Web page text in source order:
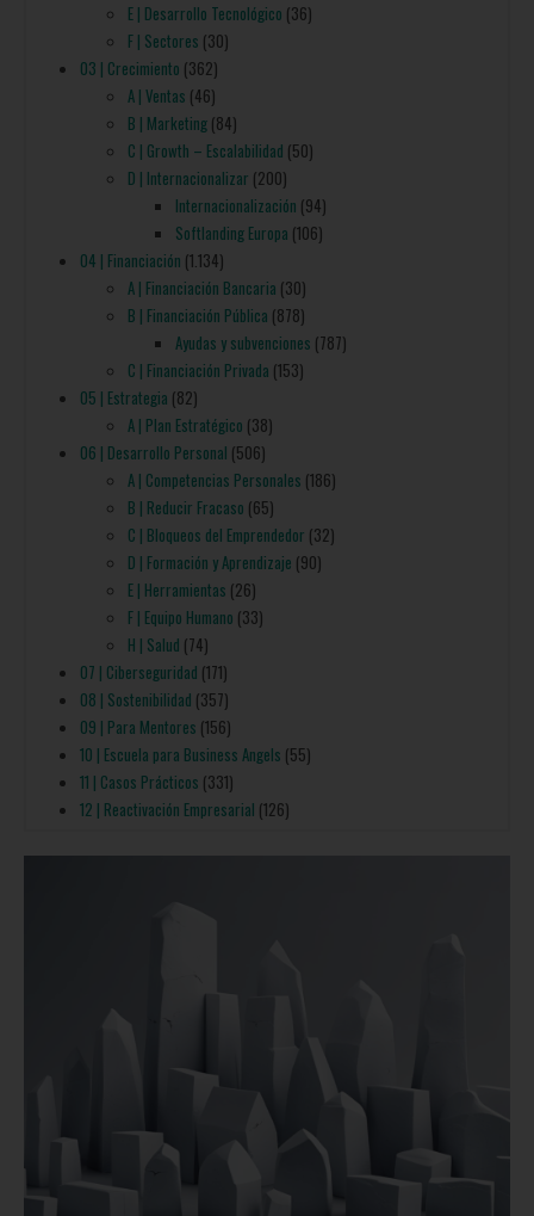
E | Desarrollo Tecnológico (36)
F | Sectores (30)
03 | Crecimiento (362)
A | Ventas (46)
B | Marketing(84)
C | Growth – Escalabilidad (50)
D | Internacionalizar (200)
Internacionalización (94)
Softlanding Europa (106)
04 | Financiación (1.134)
A | Financiación Bancaria (30)
B | Financiación Pública (878)
Ayudas y subvenciones (787)
C | Financiación Privada (153)
05 | Estrategia (82)
A | Plan Estratégico (38)
06 | Desarrollo Personal (506)
A | Competencias Personales (186)
B | Reducir Fracaso (65)
C | Bloqueos del Emprendedor (32)
D | Formación y Aprendizaje (90)
E | Herramientas (26)
F | Equipo Humano (33)
H | Salud (74)
07 | Ciberseguridad (171)
08 | Sostenibilidad (357)
09 | Para Mentores (156)
10 | Escuela para Business Angels (55)
11 | Casos Prácticos (331)
12 | Reactivación Empresarial (126)